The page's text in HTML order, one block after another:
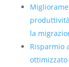
la
Risparmio